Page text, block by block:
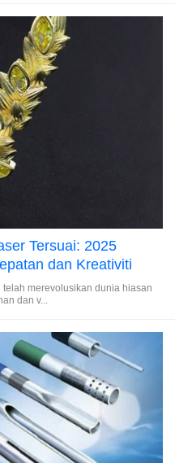
Tersuai: 2025
dan Kreativiti
merevolusikan dunia hiasan
dan v...